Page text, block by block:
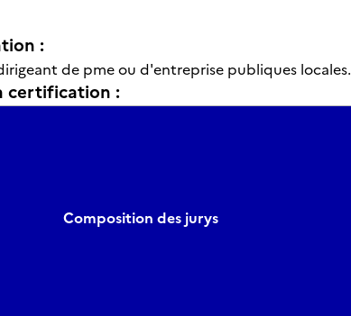
:
de pme ou d'entreprise publiques locales.
certification :
Composition des jurys